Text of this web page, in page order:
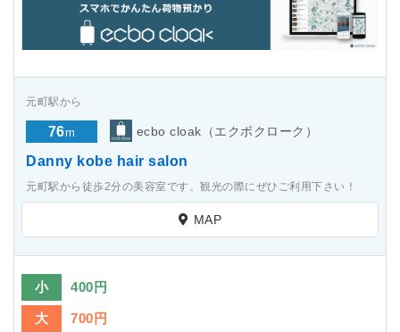
元町駅から
76m ecbo cloak（エクボクローク）
Danny kobe hair salon
元町駅から徒歩2分の美容室です。観光の際にぜひご利用下さい！
MAP
小 400円
大 700円